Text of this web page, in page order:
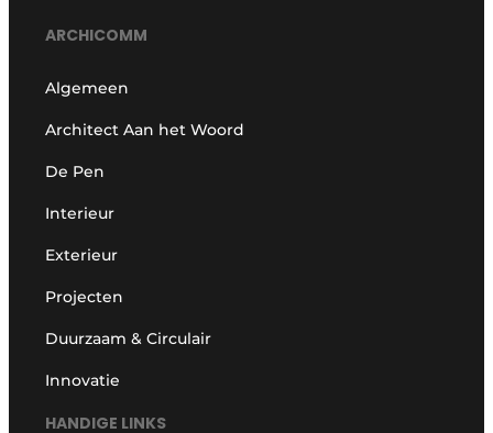
ARCHICOMM
Algemeen
Architect Aan het Woord
De Pen
Interieur
Exterieur
Projecten
Duurzaam & Circulair
Innovatie
HANDIGE LINKS